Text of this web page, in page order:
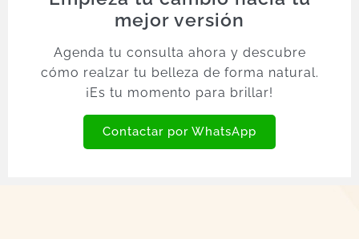
mejor versión
Agenda tu consulta ahora y descubre
cómo realzar tu belleza de forma natural.
¡Es tu momento para brillar!
Contactar por WhatsApp